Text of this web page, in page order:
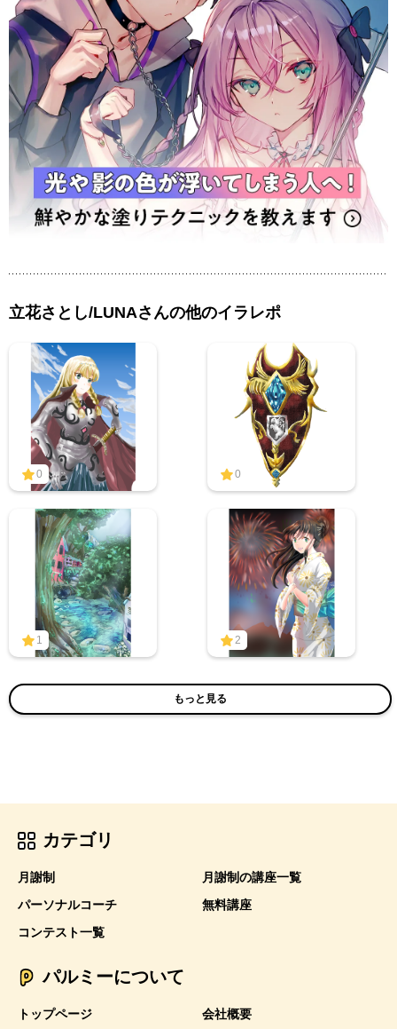
立花さとし/LUNAさんの他のイラレポ
0 0
1 2
もっと見る
カテゴリ
月謝制
月謝制の講座一覧
パーソナルコーチ
無料講座
コンテスト一覧
パルミーについて
トップページ 会社概要